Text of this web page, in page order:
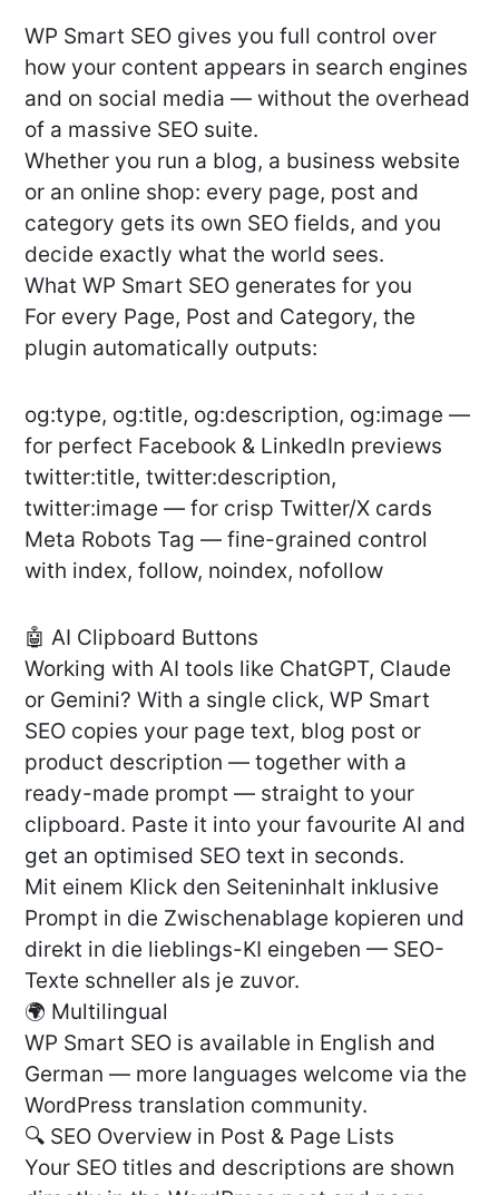
WP Smart SEO gives you full control over
how your content appears in search engines
and on social media — without the overhead
of a massive SEO suite.
Whether you run a blog, a business website
or an online shop: every page, post and
category gets its own SEO fields, and you
decide exactly what the world sees.
What WP Smart SEO generates for you
For every Page, Post and Category, the
plugin automatically outputs:
og:type, og:title, og:description, og:image —
for perfect Facebook & LinkedIn previews
twitter:title, twitter:description,
twitter:image — for crisp Twitter/X cards
Meta Robots Tag — fine-grained control
with index, follow, noindex, nofollow
🤖 AI Clipboard Buttons
Working with AI tools like ChatGPT, Claude
or Gemini? With a single click, WP Smart
SEO copies your page text, blog post or
product description — together with a
ready-made prompt — straight to your
clipboard. Paste it into your favourite AI and
get an optimised SEO text in seconds.
Mit einem Klick den Seiteninhalt inklusive
Prompt in die Zwischenablage kopieren und
direkt in die lieblings-KI eingeben — SEO-
Texte schneller als je zuvor.
🌍 Multilingual
WP Smart SEO is available in English and
German — more languages welcome via the
WordPress translation community.
🔍 SEO Overview in Post & Page Lists
Your SEO titles and descriptions are shown